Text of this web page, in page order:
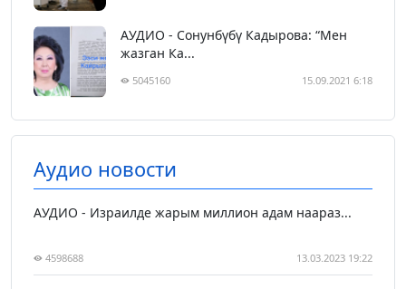
АУДИО - Сонунбүбү Кадырова: “Мен
жазган Ка...
5045160 15.09.2021 6:18
Аудио новости
АУДИО - Израилде жарым миллион адам наараз...
4598688 13.03.2023 19:22